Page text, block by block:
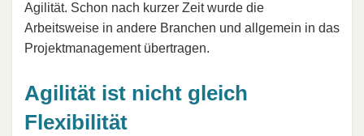
Agilität. Schon nach kurzer Zeit wurde die
Arbeitsweise in andere Branchen und allgemein in das
Projektmanagement übertragen.
Agilität ist nicht gleich
Flexibilität